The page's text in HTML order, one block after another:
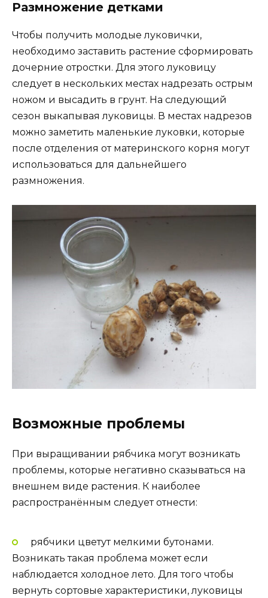
Размножение детками
Чтобы получить молодые луковички,
необходимо заставить растение сформировать
дочерние отростки. Для этого луковицу
следует в нескольких местах надрезать острым
ножом и высадить в грунт. На следующий
сезон выкапывая луковицы. В местах надрезов
можно заметить маленькие луковки, которые
после отделения от материнского корня могут
использоваться для дальнейшего
размножения.
Возможные проблемы
При выращивании рябчика могут возникать
проблемы, которые негативно сказываться на
внешнем виде растения. К наиболее
распространённым следует отнести:
рябчики цветут мелкими бутонами.
Возникать такая проблема может если
наблюдается холодное лето. Для того чтобы
вернуть сортовые характеристики, луковицы